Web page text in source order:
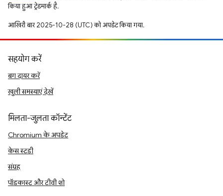
किया हुआ ट्रेडमार्क है.
आखिरी बार 2025-10-28 (UTC) को अपडेट किया गया.
सहयोग करें
बग दायर करें
खुली समस्याएं देखें
मिलता-जुलता कॉन्टेंट
Chromium के अपडेट
केस स्टडी
संग्रह
पॉडकास्ट और टीवी शो